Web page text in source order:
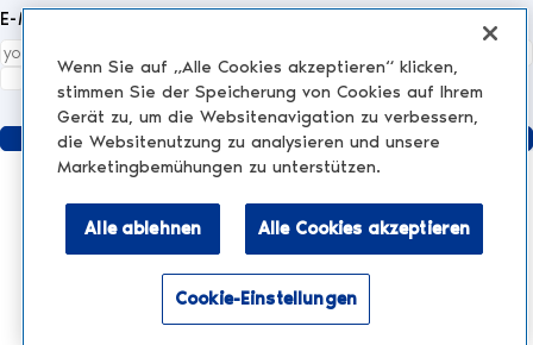
E-Mail *
Ich akzeptiere dieDatenschutzrichtlinievollständig.*
Senden
KLINIK
Injektionen und Füllstoffe
Aktivieren Sie den Barrierefreiheitsmodus
Wenn Sie auf „Alle Cookies akzeptieren“ klicken,
stimmen Sie der Speicherung von Cookies auf Ihrem
Gerät zu, um die Websitenavigation zu verbessern,
die Websitenutzung zu analysieren und unsere
Marketingbemühungen zu unterstützen.
Alle ablehnen Alle Cookies akzeptieren
Cookie-Einstellungen